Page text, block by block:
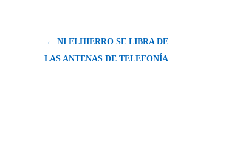
← NI ELHIERRO SE LIBRA DE
LAS ANTENAS DE TELEFONÍA